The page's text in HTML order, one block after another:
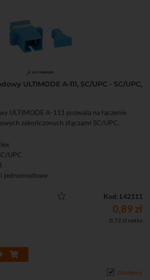
ULTIMODE A-111, SC/UPC - SC/UPC,
ULTIMODE A-111 pozwala na łączenie
zakończonych złączami SC/UPC.
UPC
jednomodowe
Kod: L42111
0,89 zł
0,72 zł netto
Dostępny